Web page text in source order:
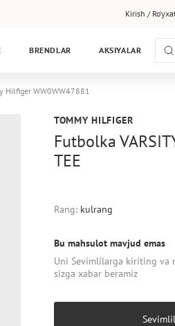
Kirish /
BRENDLAR AKSIYALAR
Hilfiger WW0WW47881
TOMMY HILFIGER
Futbolka
TEE
Rang: kulrang
Bu mahsulot mavjud emas
Uni Sevimlilarga kiriting va
sizga xabar beramiz